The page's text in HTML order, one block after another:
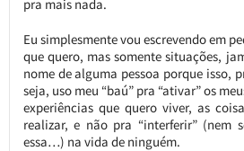
pra mais nada.
Eu simplesmente vou escrevendo em
que quero, mas somente situações,
nome de alguma pessoa porque isso,
seja, uso meu “baú” pra “ativar” os
experiências que quero viver, as
realizar, e não pra “interferir” (nem
essa…) na vida de ninguém.